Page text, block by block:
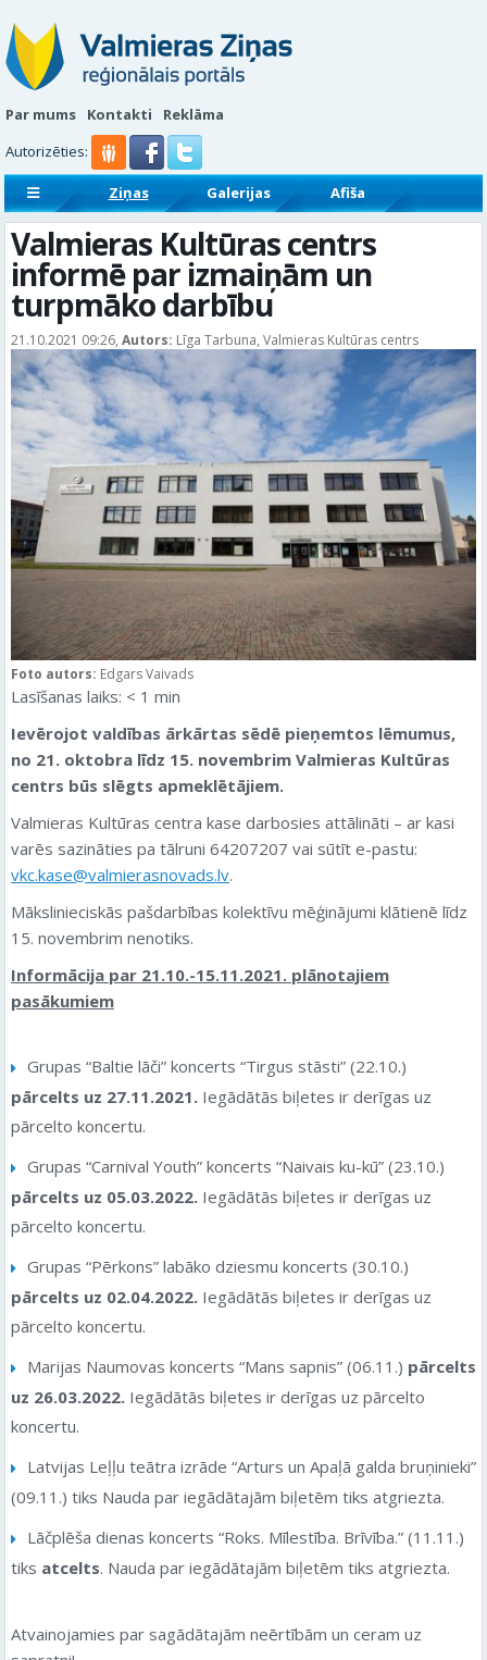
Par mums Kontakti
Reklāma
Autorizēties:
Ziņas Galerijas
Afiša
Sludinājumi
Reklāmraksti
Valmieras Kultūras centrs
informē par izmaiņām un
turpmāko darbību
21.10.2021 09:26, Autors: Līga Tarbuna, Valmieras Kultūras centrs
Foto autors: Edgars Vaivads
Lasīšanas laiks: < 1 min
Ievērojot valdības ārkārtas sēdē pieņemtos lēmumus,
no 21. oktobra līdz 15. novembrim Valmieras Kultūras
centrs būs slēgts apmeklētājiem.
Valmieras Kultūras centra kase darbosies attālināti – ar kasi
varēs sazināties pa tālruni 64207207 vai sūtīt e-pastu:
vkc.kase@valmierasnovads.lv.
Mākslinieciskās pašdarbības kolektīvu mēģinājumi klātienē līdz
15. novembrim nenotiks.
Informācija par 21.10.-15.11.2021. plānotajiem
pasākumiem
Grupas “Baltie lāči” koncerts “Tirgus stāsti” (22.10.)
pārcelts uz 27.11.2021. Iegādātās biļetes ir derīgas uz
pārcelto koncertu.
Grupas “Carnival Youth” koncerts “Naivais ku-kū” (23.10.)
pārcelts uz 05.03.2022. Iegādātās biļetes ir derīgas uz
pārcelto koncertu.
Grupas “Pērkons” labāko dziesmu koncerts (30.10.)
pārcelts uz 02.04.2022. Iegādātās biļetes ir derīgas uz
pārcelto koncertu.
Marijas Naumovas koncerts “Mans sapnis” (06.11.) pārcelts
uz 26.03.2022. Iegādātās biļetes ir derīgas uz pārcelto
koncertu.
Latvijas Leļļu teātra izrāde “Arturs un Apaļā galda bruņinieki”
(09.11.) tiks Nauda par iegādātajām biļetēm tiks atgriezta.
Lāčplēša dienas koncerts “Roks. Mīlestība. Brīvība.” (11.11.)
tiks atcelts. Nauda par iegādātajām biļetēm tiks atgriezta.
Atvainojamies par sagādātajām neērtībām un ceram uz